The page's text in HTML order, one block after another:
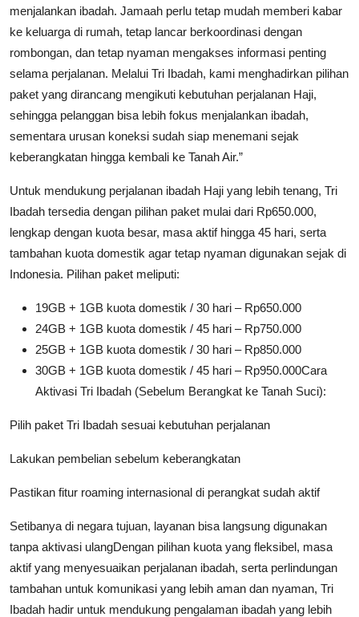
menjalankan ibadah. Jamaah perlu tetap mudah memberi kabar
ke keluarga di rumah, tetap lancar berkoordinasi dengan
rombongan, dan tetap nyaman mengakses informasi penting
selama perjalanan. Melalui Tri Ibadah, kami menghadirkan pilihan
paket yang dirancang mengikuti kebutuhan perjalanan Haji,
sehingga pelanggan bisa lebih fokus menjalankan ibadah,
sementara urusan koneksi sudah siap menemani sejak
keberangkatan hingga kembali ke Tanah Air.”
Untuk mendukung perjalanan ibadah Haji yang lebih tenang, Tri
Ibadah tersedia dengan pilihan paket mulai dari Rp650.000,
lengkap dengan kuota besar, masa aktif hingga 45 hari, serta
tambahan kuota domestik agar tetap nyaman digunakan sejak di
Indonesia. Pilihan paket meliputi:
19GB + 1GB kuota domestik / 30 hari – Rp650.000
24GB + 1GB kuota domestik / 45 hari – Rp750.000
25GB + 1GB kuota domestik / 30 hari – Rp850.000
30GB + 1GB kuota domestik / 45 hari – Rp950.000Cara
Aktivasi Tri Ibadah (Sebelum Berangkat ke Tanah Suci):
Pilih paket Tri Ibadah sesuai kebutuhan perjalanan
Lakukan pembelian sebelum keberangkatan
Pastikan fitur roaming internasional di perangkat sudah aktif
Setibanya di negara tujuan, layanan bisa langsung digunakan
tanpa aktivasi ulangDengan pilihan kuota yang fleksibel, masa
aktif yang menyesuaikan perjalanan ibadah, serta perlindungan
tambahan untuk komunikasi yang lebih aman dan nyaman, Tri
Ibadah hadir untuk mendukung pengalaman ibadah yang lebih